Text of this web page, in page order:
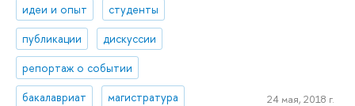
идеи и опыт
студенты
публикации
дискуссии
репортаж о событии
бакалавриат
магистратура 24 мая, 2018 г.